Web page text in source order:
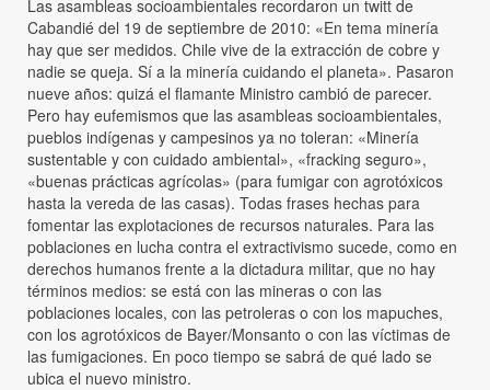
Las asambleas socioambientales recordaron un twitt de
Cabandié del 19 de septiembre de 2010: «En tema minería
hay que ser medidos. Chile vive de la extracción de cobre y
nadie se queja. Sí a la minería cuidando el planeta». Pasaron
nueve años: quizá el flamante Ministro cambió de parecer.
Pero hay eufemismos que las asambleas socioambientales,
pueblos indígenas y campesinos ya no toleran: «Minería
sustentable y con cuidado ambiental», «fracking seguro»,
«buenas prácticas agrícolas» (para fumigar con agrotóxicos
hasta la vereda de las casas). Todas frases hechas para
fomentar las explotaciones de recursos naturales. Para las
poblaciones en lucha contra el extractivismo sucede, como en
derechos humanos frente a la dictadura militar, que no hay
términos medios: se está con las mineras o con las
poblaciones locales, con las petroleras o con los mapuches,
con los agrotóxicos de Bayer/Monsanto o con las víctimas de
las fumigaciones. En poco tiempo se sabrá de qué lado se
ubica el nuevo ministro.